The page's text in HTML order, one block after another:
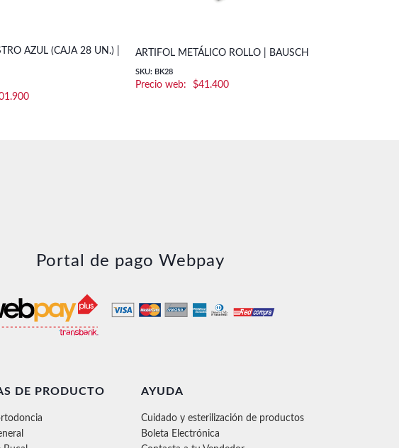
AZUL (CAJA 28 UN.) |
ARTIFOL METÁLICO ROLLO | BAUSCH
SKU: BK28
$41.400
Portal de pago Webpay
DE PRODUCTO AYUDA
Cuidado y esterilización de productos
Boleta Electrónica